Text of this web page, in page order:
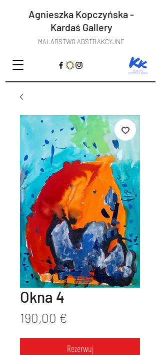
Agnieszka Kopczyńska -
Kardaś Gallery
MALARSTWO ABSTRAKCYJNE
Okna 4
190,00 €
Rezerwuj